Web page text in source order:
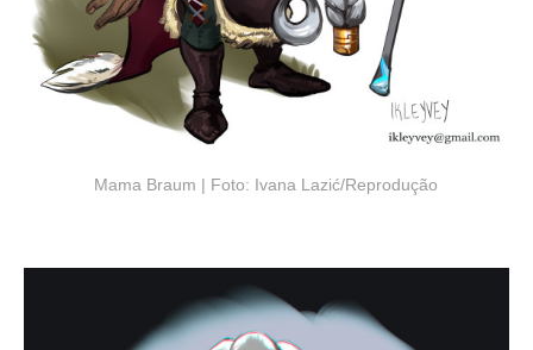
Mama Braum | Foto: Ivana Lazić/Reprodução